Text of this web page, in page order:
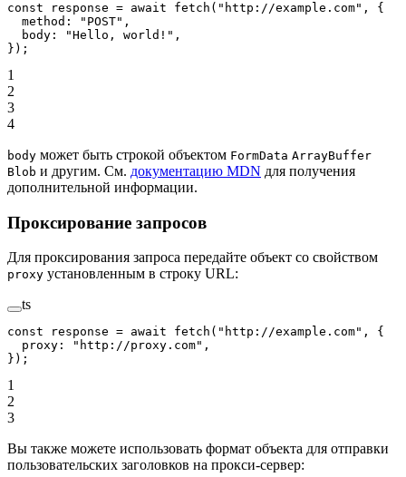
const response = await fetch ( "http://example.com" , {
  method:
"POST" ,
  body:
"Hello, world!" ,
});
1
2
3
4
body может быть строкой объектом FormData ArrayBuffer
Blob и другим. См. документацию MDN для получения
дополнительной информации.
Проксирование запросов
Для проксирования запроса передайте объект со свойством
proxy установленным в строку URL:
ts
const response = await fetch ( "http://example.com" , {
  proxy:
"http://proxy.com" ,
});
1
2
3
Вы также можете использовать формат объекта для отправки
пользовательских заголовков на прокси-сервер: